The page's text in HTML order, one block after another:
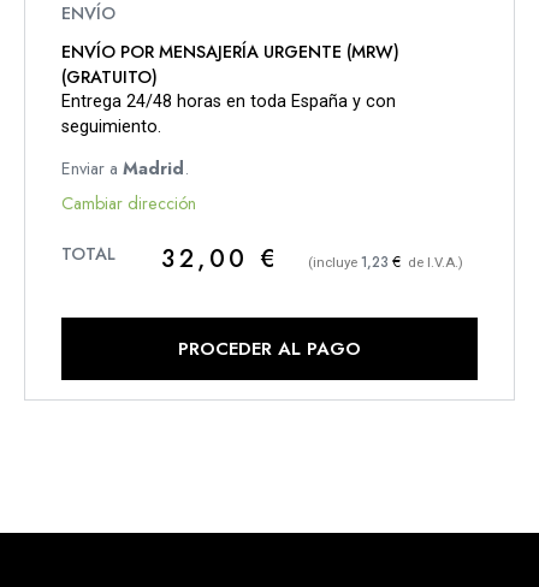
ENVÍO POR MENSAJERÍA URGENTE (MRW)
(GRATUITO)
Entrega 24/48 horas en toda España y con
seguimiento.
Enviar a Madrid.
Cambiar dirección
32,00 € (incluye 1,23 € de I.V.A.)
PROCEDER AL PAGO